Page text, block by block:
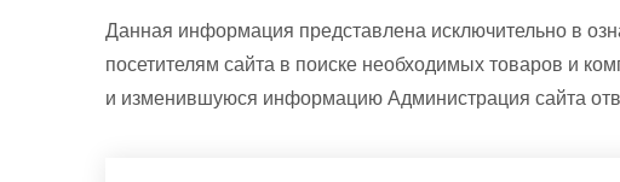
Данная информация представлена исключительно в
посетителям сайта в поиске необходимых товаров и
и изменившуюся информацию Администрация сайта